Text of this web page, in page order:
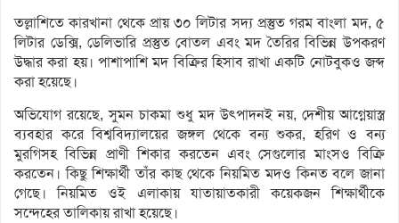
তল্লাশিতে কারখানা থেকে প্রায় ৩০ লিটার সদ্য প্রস্তুত গরম বাংলা মদ, ৫
লিটার ডেক্সি, ডেলিভারি প্রস্তুত বোতল এবং মদ তৈরির বিভিন্ন উপকরণ
উদ্ধার করা হয়। পাশাপাশি মদ বিক্রির হিসাব রাখা একটি নোটবুকও জব্দ
করা হয়েছে।
অভিযোগ রয়েছে, সুমন চাকমা শুধু মদ উৎপাদনই নয়, দেশীয় আগ্নেয়াস্ত্র
ব্যবহার করে বিশ্ববিদ্যালয়ের জঙ্গল থেকে বন্য শুকর, হরিণ ও বন্য
মুরগিসহ বিভিন্ন প্রাণী শিকার করতেন এবং সেগুলোর মাংসও বিক্রি
করতেন। কিছু শিক্ষার্থী তাঁর কাছ থেকে নিয়মিত মদও কিনত বলে জানা
গেছে। নিয়মিত ওই এলাকায় যাতায়াতকারী কয়েকজন শিক্ষার্থীকে
সন্দেহের তালিকায় রাখা হয়েছে।